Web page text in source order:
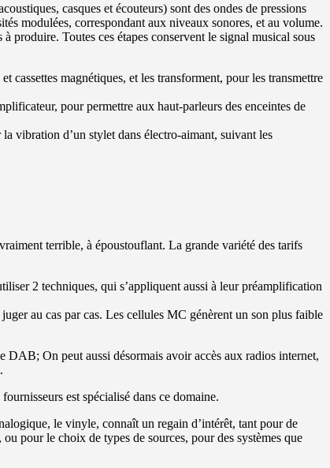
casques et écouteurs) sont des ondes de pressions
modulées, correspondant aux niveaux sonores, et au volume.
produire. Toutes ces étapes conservent le signal musical sous
cassettes magnétiques, et les transforment, pour les transmettre
pour permettre aux haut-parleurs des enceintes de
vibration d’un stylet dans électro-aimant, suivant les
terrible, à époustouflant. La grande variété des tarifs
2 techniques, qui s’appliquent aussi à leur préamplification
au cas par cas. Les cellules MC génèrent un son plus faible
DAB; On peut aussi désormais avoir accès aux radios internet,
est spécialisé dans ce domaine.
le vinyle, connaît un regain d’intérêt, tant pour de
pour le choix de types de sources, pour des systèmes que